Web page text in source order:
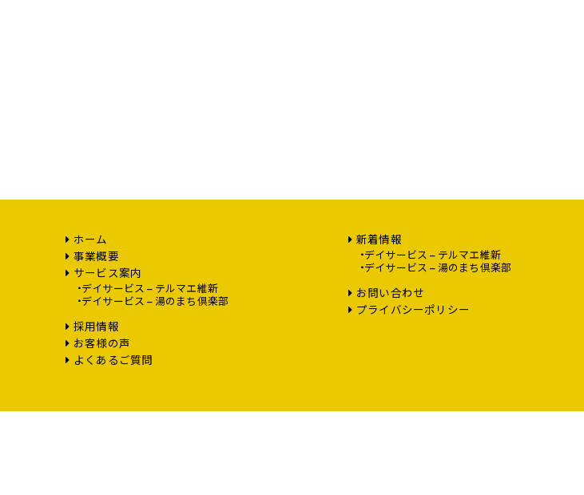
ホーム
事業概要
サービス案内
デイサービス – テルマエ維新
デイサービス – 湯のまち倶楽部
採用情報
お客様の声
よくあるご質問
新着情報
デイサービス – テルマエ維新
デイサービス – 湯のまち倶楽部
お問い合わせ
プライバシーポリシー